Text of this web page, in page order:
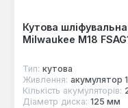
Кутова
Milwaukee M18
Тип: кутова
Живлення: акумулятор
Кількість акумуляторів:
Діаметр диска: 125 мм